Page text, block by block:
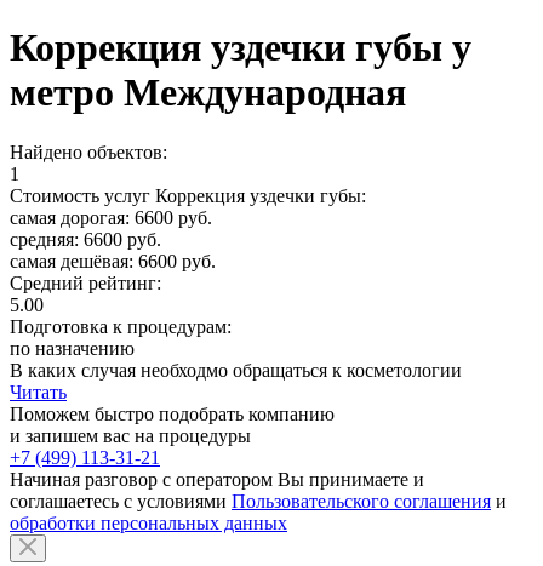
Коррекция уздечки губы у
метро Международная
Найдено объектов:
1
Стоимость услуг Коррекция уздечки губы:
самая дорогая: 6600 руб.
средняя: 6600 руб.
самая дешёвая: 6600 руб.
Средний рейтинг:
5.00
Подготовка к процедурам:
по назначению
В каких случая необходмо обращаться к косметологии
Читать
Поможем быстро подобрать компанию
и запишем вас на процедуры
+7 (499) 113-31-21
Начиная разговор с оператором Вы принимаете и
соглашаетесь с условиями Пользовательского соглашения и
обработки персональных данных